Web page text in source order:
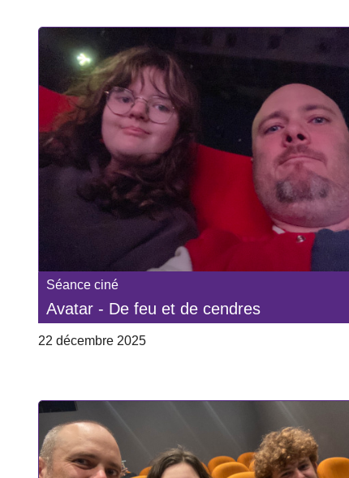
Séance ciné
Avatar - De feu et de cendres
22 décembre 2025